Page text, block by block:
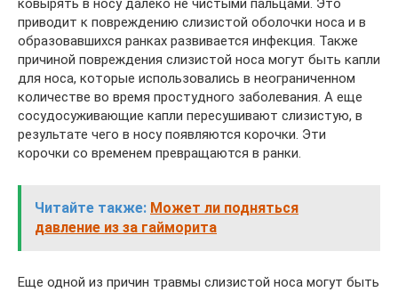
ковырять в носу далеко не чистыми пальцами. Это
приводит к повреждению слизистой оболочки носа и в
образовавшихся ранках развивается инфекция. Также
причиной повреждения слизистой носа могут быть капли
для носа, которые использовались в неограниченном
количестве во время простудного заболевания. А еще
сосудосуживающие капли пересушивают слизистую, в
результате чего в носу появляются корочки. Эти
корочки со временем превращаются в ранки.
Читайте также: Может ли подняться
давление из за гайморита
Еще одной из причин травмы слизистой носа могут быть